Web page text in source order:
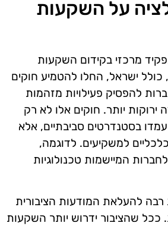
על השקעות
מרכזי בקידום השקעות
כולל ישראל, החלו להטמיע חוקים
להפסיק פעילויות מזהמות
ירוקות יותר. חוקים אלו לא רק
בסטנדרטים סביבתיים, אלא
למשקיעים. לדוגמה,
המיישמות טכנולוגיות
רבה להעלאת המודעות הציבורית
ככל שהציבור ידרוש יותר השקעות